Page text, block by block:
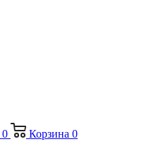
0 Корзина 0